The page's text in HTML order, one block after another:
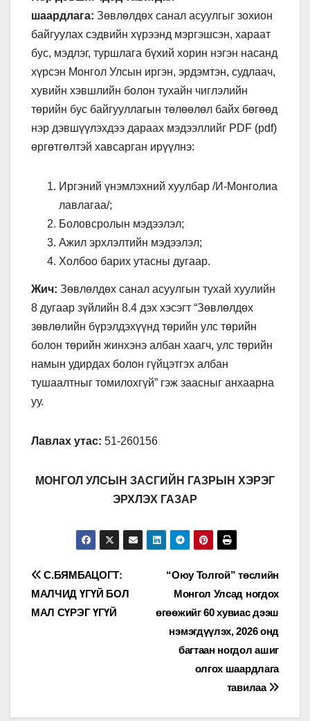
шаардлага: Зөвлөлдөх санал асуулгыг зохион
байгуулах сэдвийн хүрээнд мэргэшсэн, хараат
бус, мэдлэг, туршлага бүхий хорин нэгэн насанд
хүрсэн Монгол Улсын иргэн, эрдэмтэн, судлаач,
хувийн хэвшлийн болон тухайн чиглэлийн
төрийн бус байгууллагын төлөөлөл байх бөгөөд
нэр дэвшүүлэхдээ дараах мэдээллийг PDF (pdf)
өргөтгөлтэй хавсарган ирүүлнэ:
Иргэний үнэмлэхний хуулбар /И-Монголиа
лавлагаа/;
Боловсролын мэдээлэл;
Ажил эрхлэлтийн мэдээлэл;
Холбоо барих утасны дугаар.
Жич: Зөвлөлдөх санал асуулгын тухай хуулийн
8 дугаар зүйлийн 8.4 дэх хэсэгт “Зөвлөлдөх
зөвлөлийн бүрэлдэхүүнд төрийн улс төрийн
болон төрийн жинхэнэ албан хаагч, улс төрийн
намын удирдах болон гүйцэтгэх албан
тушаалтныг томилохгүй” гэж заасныг анхаарна
уу.
Лавлах утас: 51-260156
МОНГОЛ УЛСЫН ЗАСГИЙН ГАЗРЫН ХЭРЭГ
ЭРХЛЭХ ГАЗАР
Мэдээний
цэс
“Оюу Толгой” төслийн
Монгол Улсад ногдох
өгөөжийг 60 хувиас дээш
нэмэгдүүлэх, 2026 онд
багтаан ногдол ашиг
олгох шаардлага
тавилаа
С.БЯМБАЦОГТ:
МАЛЧИД ҮГҮЙ БОЛ
МАЛ СҮРЭГ ҮГҮЙ